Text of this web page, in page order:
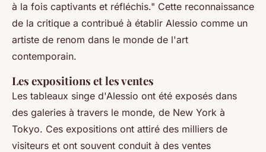
à la fois captivants et réfléchis." Cette reconnaissance
de la critique a contribué à établir Alessio comme un
artiste de renom dans le monde de l'art
contemporain.
Les expositions et les ventes
Les tableaux singe d'Alessio ont été exposés dans
des galeries à travers le monde, de New York à
Tokyo. Ces expositions ont attiré des milliers de
visiteurs et ont souvent conduit à des ventes